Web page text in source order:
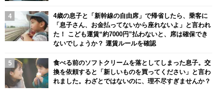
4歳の息子と「新幹線の自由席」で帰省したら、乗客に
「息子さん、お金払ってないから座れないよ」と言われ
た！ こども運賃“約7000円”払わないと、席は確保でき
ないでしょうか？ 運賃ルールを確認
食べる前のソフトクリームを落としてしまった息子。交
換を依頼すると「新しいものを買ってください」と言わ
れました。わざとではないのに、理不尽すぎませんか？